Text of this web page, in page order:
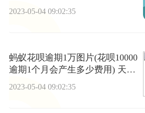
2023-05-04 09:02:35
蚂蚁花呗逾期1万图片(花呗10000
逾期1个月会产生多少费用) 天天
2023-05-04 09:02:35